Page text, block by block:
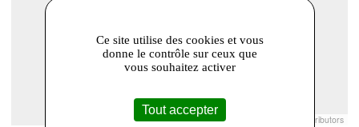
© Openstreetmap France | © contributors
Ce site utilise des cookies et vous
donne le contrôle sur ceux que
vous souhaitez activer
Tout accepter